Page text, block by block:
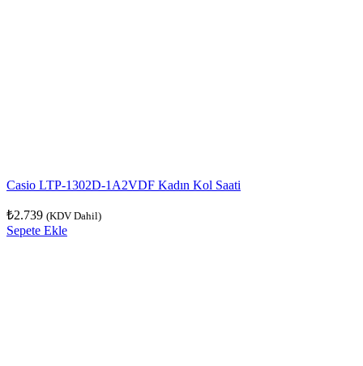
Casio LTP-1302D-1A2VDF Kadın Kol Saati
₺2.739 (KDV Dahil)
Sepete Ekle